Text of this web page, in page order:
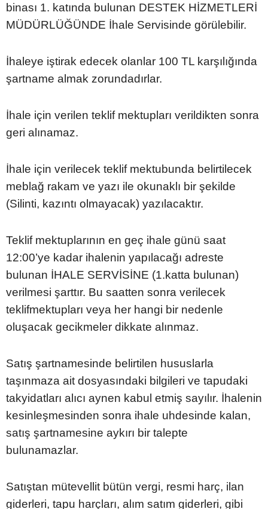
binası 1. katında bulunan DESTEK HİZMETLERİ
MÜDÜRLÜĞÜNDE İhale Servisinde görülebilir.
İhaleye iştirak edecek olanlar 100 TL karşılığında
şartname almak zorundadırlar.
İhale için verilen teklif mektupları verildikten sonra
geri alınamaz.
İhale için verilecek teklif mektubunda belirtilecek
meblağ rakam ve yazı ile okunaklı bir şekilde
(Silinti, kazıntı olmayacak) yazılacaktır.
Teklif mektuplarının en geç ihale günü saat
12:00’ye kadar ihalenin yapılacağı adreste
bulunan İHALE SERVİSİNE (1.katta bulunan)
verilmesi şarttır. Bu saatten sonra verilecek
teklifmektupları veya her hangi bir nedenle
oluşacak gecikmeler dikkate alınmaz.
Satış şartnamesinde belirtilen hususlarla
taşınmaza ait dosyasındaki bilgileri ve tapudaki
takyidatları alıcı aynen kabul etmiş sayılır. İhalenin
kesinleşmesinden sonra ihale uhdesinde kalan,
satış şartnamesine aykırı bir talepte
bulunamazlar.
Satıştan mütevellit bütün vergi, resmi harç, ilan
giderleri, tapu harçları, alım satım giderleri, gibi